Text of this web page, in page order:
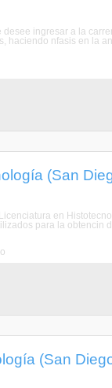
desee ingresar a la
haciendo nfasis en la
(San
en
para la obtencin
(San